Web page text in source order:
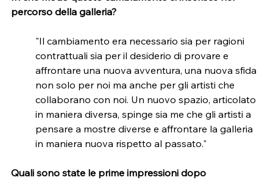
percorso della galleria?
"Il cambiamento era necessario sia per ragioni
contrattuali sia per il desiderio di provare e
affrontare una nuova avventura, una nuova sfida
non solo per noi ma anche per gli artisti che
collaborano con noi. Un nuovo spazio, articolato
in maniera diversa, spinge sia me che gli artisti a
pensare a mostre diverse e affrontare la galleria
in maniera nuova rispetto al passato."
Quali sono state le prime impressioni dopo